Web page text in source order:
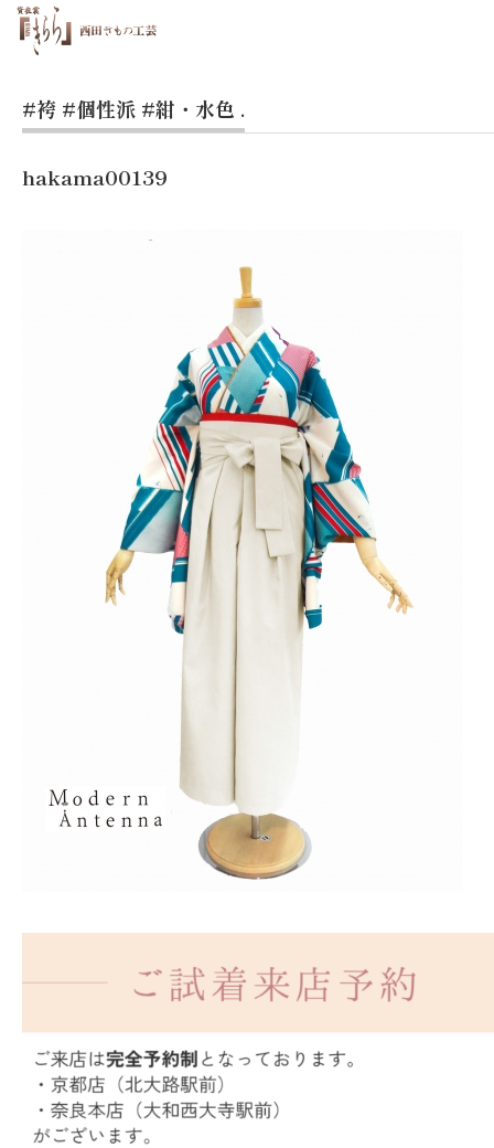
#袴 #個性派 #紺・水色 .
hakama00139